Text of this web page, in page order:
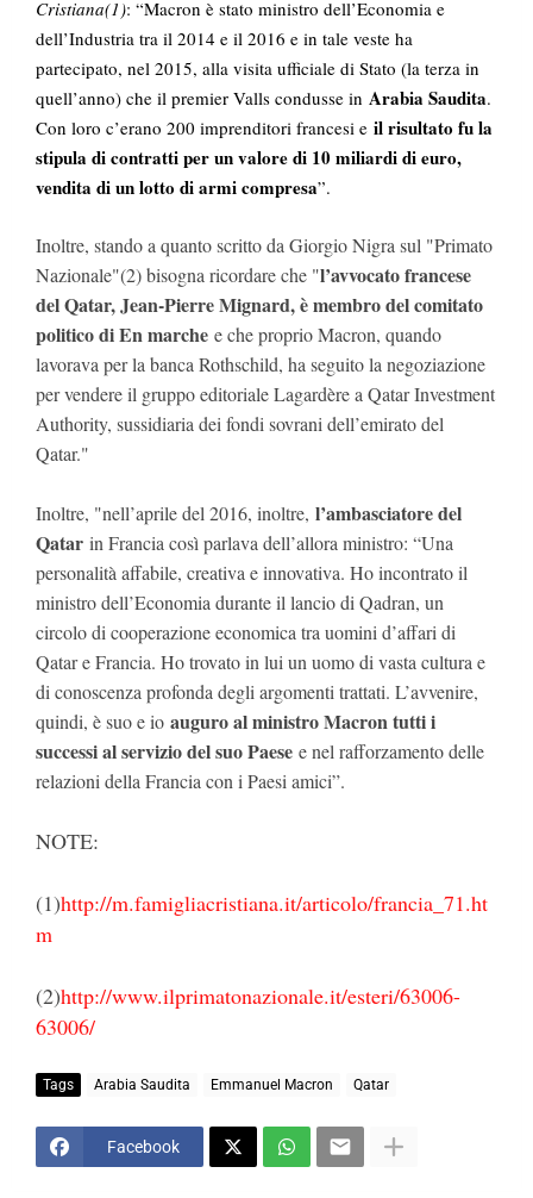
Cristiana(1): “Macron è stato ministro dell’Economia e
dell’Industria tra il 2014 e il 2016 e in tale veste ha
partecipato, nel 2015, alla visita ufficiale di Stato (la terza in
quell’anno) che il premier Valls condusse in Arabia Saudita.
Con loro c’erano 200 imprenditori francesi e il risultato fu la
stipula di contratti per un valore di 10 miliardi di euro,
vendita di un lotto di armi compresa”.
Inoltre, stando a quanto scritto da Giorgio Nigra sul "Primato
Nazionale"(2) bisogna ricordare che "l’avvocato francese
del Qatar, Jean-Pierre Mignard, è membro del comitato
politico di En marche e che proprio Macron, quando
lavorava per la banca Rothschild, ha seguito la negoziazione
per vendere il gruppo editoriale Lagardère a Qatar Investment
Authority, sussidiaria dei fondi sovrani dell’emirato del
Qatar."
Inoltre, "nell’aprile del 2016, inoltre, l’ambasciatore del
Qatar in Francia così parlava dell’allora ministro: “Una
personalità affabile, creativa e innovativa. Ho incontrato il
ministro dell’Economia durante il lancio di Qadran, un
circolo di cooperazione economica tra uomini d’affari di
Qatar e Francia. Ho trovato in lui un uomo di vasta cultura e
di conoscenza profonda degli argomenti trattati. L’avvenire,
quindi, è suo e io auguro al ministro Macron tutti i
successi al servizio del suo Paese e nel rafforzamento delle
relazioni della Francia con i Paesi amici”.
NOTE:
(1)http://m.famigliacristiana.it/articolo/francia_71.ht
m
(2)http://www.ilprimatonazionale.it/esteri/63006-
63006/
Tags Arabia Saudita Emmanuel Macron Qatar
Facebook